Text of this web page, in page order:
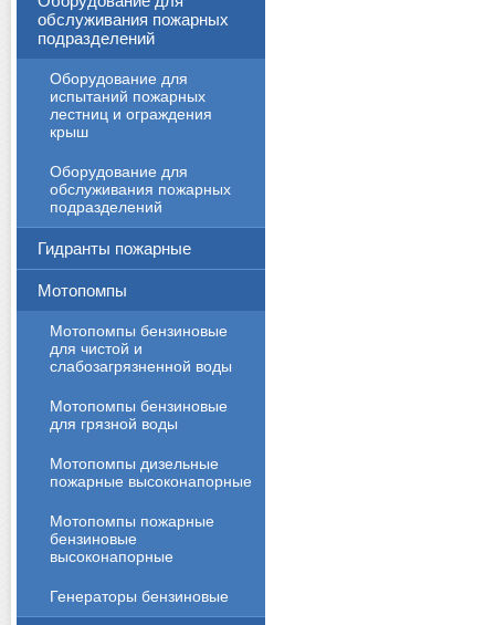
обслуживания пожарных
подразделений
Оборудование для
испытаний пожарных
лестниц и ограждения
крыш
Оборудование для
обслуживания пожарных
подразделений
Гидранты пожарные
Мотопомпы
Мотопомпы бензиновые
для чистой и
слабозагрязненной воды
Мотопомпы бензиновые
для грязной воды
Мотопомпы дизельные
пожарные высоконапорные
Мотопомпы пожарные
бензиновые
высоконапорные
Генераторы бензиновые